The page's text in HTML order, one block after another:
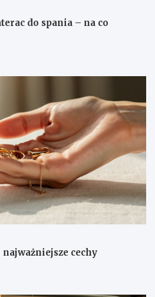
do spania – na co
najważniejsze cechy